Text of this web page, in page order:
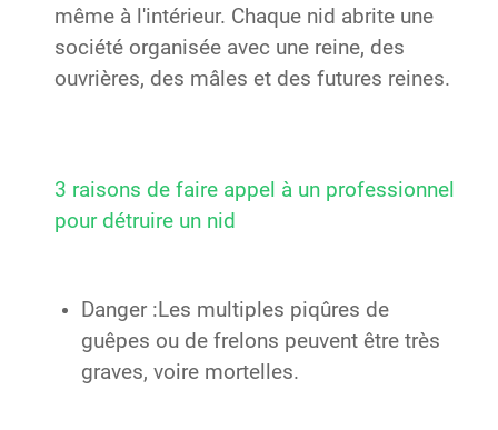
même à l'intérieur. Chaque nid abrite une
société organisée avec une reine, des
ouvrières, des mâles et des futures reines.
3 raisons de faire appel à un professionnel
pour détruire un nid
Danger :Les multiples piqûres de
guêpes ou de frelons peuvent être très
graves, voire mortelles.